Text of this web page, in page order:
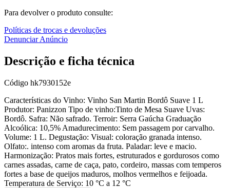
Para devolver o produto consulte:
Políticas de trocas e devoluções
Denunciar Anúncio
Descrição e ficha técnica
Código hk7930152e
Características do Vinho: Vinho San Martin Bordô Suave 1 L
Produtor: Panizzon Tipo de vinho:Tinto de Mesa Suave Uvas:
Bordô. Safra: Não safrado. Terroir: Serra Gaúcha Graduação
Alcoólica: 10,5% Amadurecimento: Sem passagem por carvalho.
Volume: 1 L. Degustação: Visual: coloração granada intenso.
Olfato:. intenso com aromas da fruta. Paladar: leve e macio.
Harmonização: Pratos mais fortes, estruturados e gordurosos como
carnes assadas, carne de caça, pato, cordeiro, massas com temperos
fortes a base de queijos maduros, molhos vermelhos e feijoada.
Temperatura de Serviço: 10 °C a 12 °C